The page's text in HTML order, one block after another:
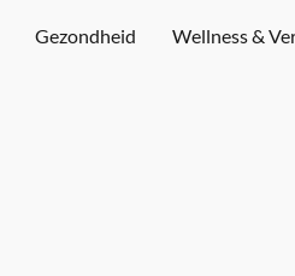
Gezondheid Wellness &